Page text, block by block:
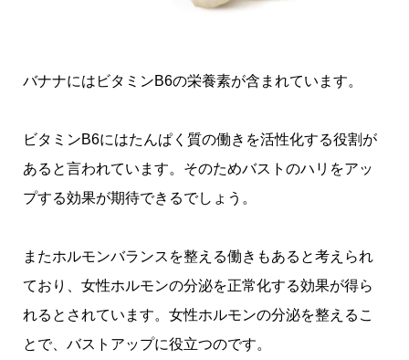
バナナにはビタミンB6の栄養素が含まれています。
ビタミンB6にはたんぱく質の働きを活性化する役割が
あると言われています。そのためバストのハリをアッ
プする効果が期待できるでしょう。
またホルモンバランスを整える働きもあると考えられ
ており、女性ホルモンの分泌を正常化する効果が得ら
れるとされています。女性ホルモンの分泌を整えるこ
とで、バストアップに役立つのです。